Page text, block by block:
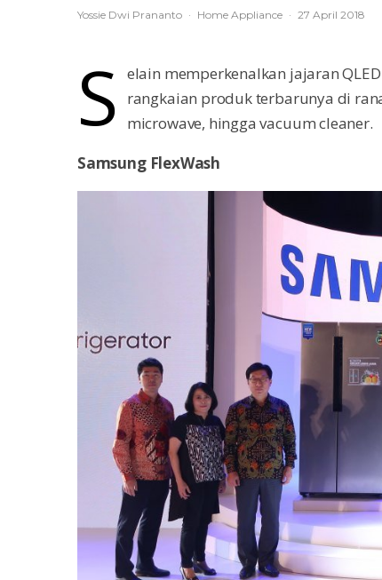
Yossie Dwi Prananto · Home Appliance · 27 April 2018
S elain memperkenalkan jajaran
rangkaian produk terbarunya di
microwave, hingga vacuum cleaner.
Samsung FlexWash